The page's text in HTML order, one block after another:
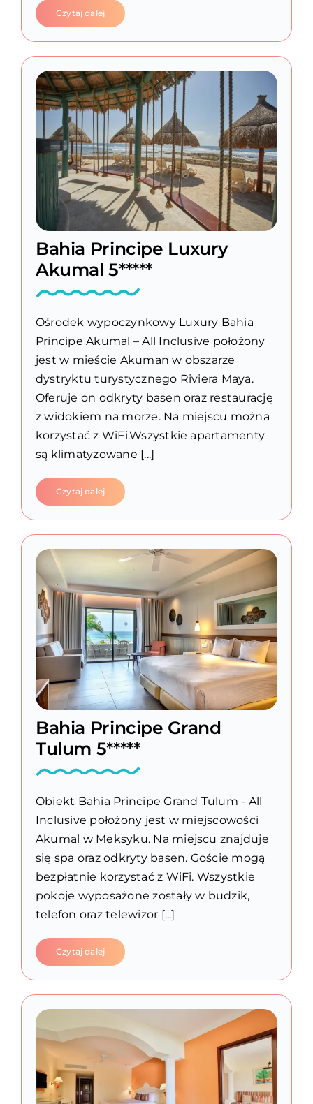
Czytaj dalej
Bahia Principe Luxury
Akumal 5*****
Ośrodek wypoczynkowy Luxury Bahia
Principe Akumal – All Inclusive położony
jest w mieście Akuman w obszarze
dystryktu turystycznego Riviera Maya.
Oferuje on odkryty basen oraz restaurację
z widokiem na morze. Na miejscu można
korzystać z WiFi.Wszystkie apartamenty
są klimatyzowane [...]
Czytaj dalej
Bahia Principe Grand
Tulum 5*****
Obiekt Bahia Principe Grand Tulum - All
Inclusive położony jest w miejscowości
Akumal w Meksyku. Na miejscu znajduje
się spa oraz odkryty basen. Goście mogą
bezpłatnie korzystać z WiFi. Wszystkie
pokoje wyposażone zostały w budzik,
telefon oraz telewizor [...]
Czytaj dalej